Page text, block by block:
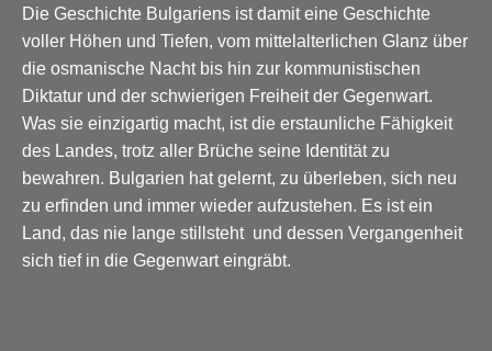
Die Geschichte Bulgariens ist damit eine Geschichte
voller Höhen und Tiefen, vom mittelalterlichen Glanz über
die osmanische Nacht bis hin zur kommunistischen
Diktatur und der schwierigen Freiheit der Gegenwart.
Was sie einzigartig macht, ist die erstaunliche Fähigkeit
des Landes, trotz aller Brüche seine Identität zu
bewahren. Bulgarien hat gelernt, zu überleben, sich neu
zu erfinden und immer wieder aufzustehen. Es ist ein
Land, das nie lange stillsteht und dessen Vergangenheit
sich tief in die Gegenwart eingräbt.